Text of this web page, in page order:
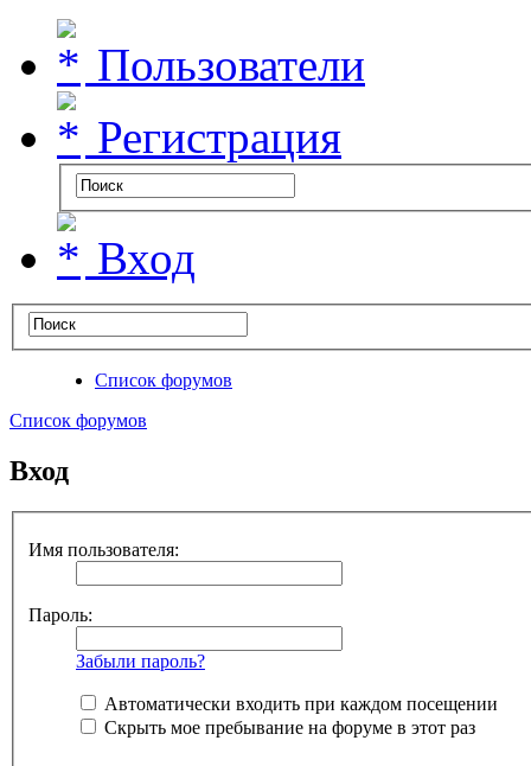
Пользователи
Регистрация
Вход
Список форумов
Список форумов
Вход
Имя пользователя:
Пароль:
Забыли пароль?
Автоматически входить при каждом посещении
Скрыть мое пребывание на форуме в этот раз